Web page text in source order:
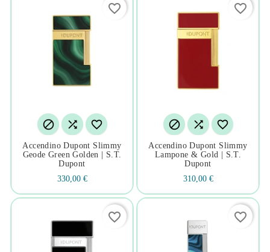
  
Accendino Dupont Slimmy
Geode Green Golden | S.t.
Dupont
330,00 €
favorite_border
  
Accendino Dupont Slimmy
Lampone & Gold | S.t.
Dupont
310,00 €
favorite_border
favorite_border favorite_border